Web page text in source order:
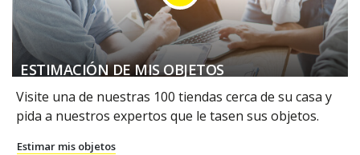
ESTIMACIÓN DE MIS OBJETOS
Visite una de nuestras 100 tiendas cerca de su casa y
pida a nuestros expertos que le tasen sus objetos.
Estimar mis objetos